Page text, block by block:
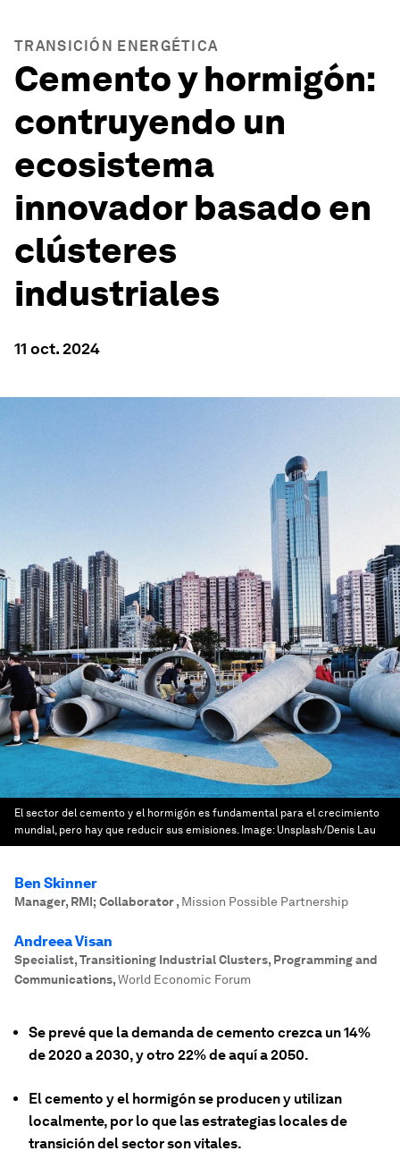
TRANSICIÓN ENERGÉTICA
Cemento y hormigón:
contruyendo un
ecosistema
innovador basado en
clústeres
industriales
11 oct. 2024
El sector del cemento y el hormigón es fundamental para el crecimiento
mundial, pero hay que reducir sus emisiones. Image: Unsplash/Denis Lau
Ben Skinner
Manager, RMI; Collaborator, Mission Possible Partnership
Andreea Visan
Specialist, Transitioning Industrial Clusters, Programming and
Communications,World Economic Forum
Se prevé que la demanda de cemento crezca un 14%
de 2020 a 2030, y otro 22% de aquí a 2050.
El cemento y el hormigón se producen y utilizan
localmente, por lo que las estrategias locales de
transición del sector son vitales.